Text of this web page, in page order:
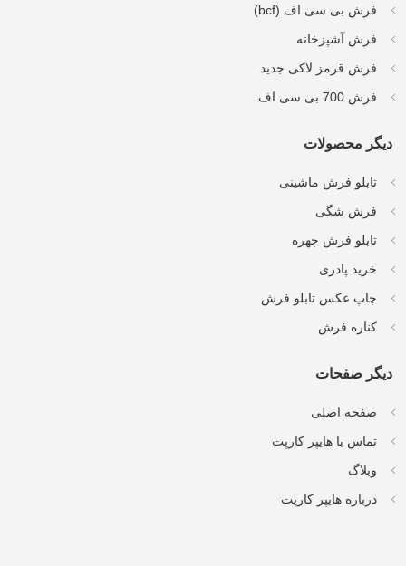
فرش بی سی اف (bcf)
فرش آشپزخانه
فرش قرمز لاکی جدید
فرش 700 بی سی اف
دیگر محصولات
تابلو فرش ماشینی
فرش شگی
تابلو فرش چهره
خرید پادری
چاپ عکس تابلو فرش
کناره فرش
دیگر صفحات
صفحه اصلی
تماس با هایپر کارپت
وبلاگ
درباره هایپر کارپت